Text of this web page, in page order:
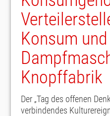
Konsum und
Knopffabrik
Der „Tag des offenen
verbindendes